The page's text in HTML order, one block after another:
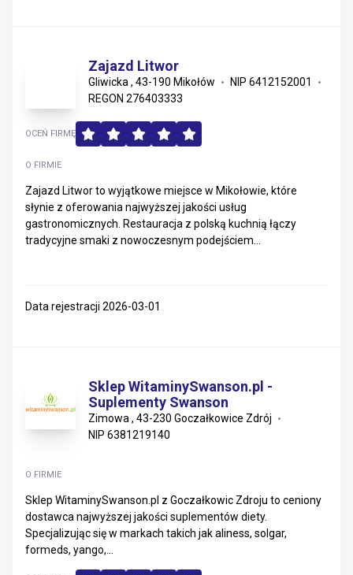
Zajazd Litwor
Gliwicka , 43-190 Mikołów
NIP 6412152001
REGON 276403333
O FIRMIE
Zajazd Litwor to wyjątkowe miejsce w Mikołowie, które
słynie z oferowania najwyższej jakości usług
gastronomicznych. Restauracja z polską kuchnią łączy
tradycyjne smaki z nowoczesnym podejściem...
OCEŃ FIRMĘ
Data rejestracji 2026-03-01
Sklep WitaminySwanson.pl -
Suplementy Swanson
Zimowa , 43-230 Goczałkowice Zdrój
NIP 6381219140
O FIRMIE
Sklep WitaminySwanson.pl z Goczałkowic Zdroju to ceniony
dostawca najwyższej jakości suplementów diety.
Specjalizując się w markach takich jak aliness, solgar,
formeds, yango,...